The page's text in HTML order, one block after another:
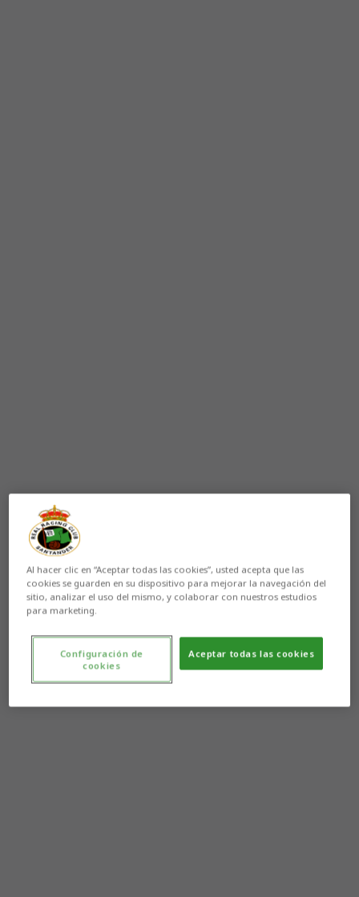
Al hacer clic en “Aceptar todas las cookies”, usted acepta que las
cookies se guarden en su dispositivo para mejorar la navegación del
sitio, analizar el uso del mismo, y colaborar con nuestros estudios
para marketing.
Aceptar todas las cookies
Configuración de
cookies